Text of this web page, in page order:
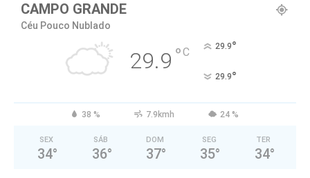
CAMPO GRANDE
Céu Pouco Nublado
29.9 °C 29.9°
29.9°
38 % 7.9kmh 24 %
SEX
34°
SÁB
36°
DOM
37°
SEG
35°
TER
34°